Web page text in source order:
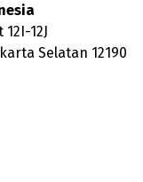
12J
Selatan 12190